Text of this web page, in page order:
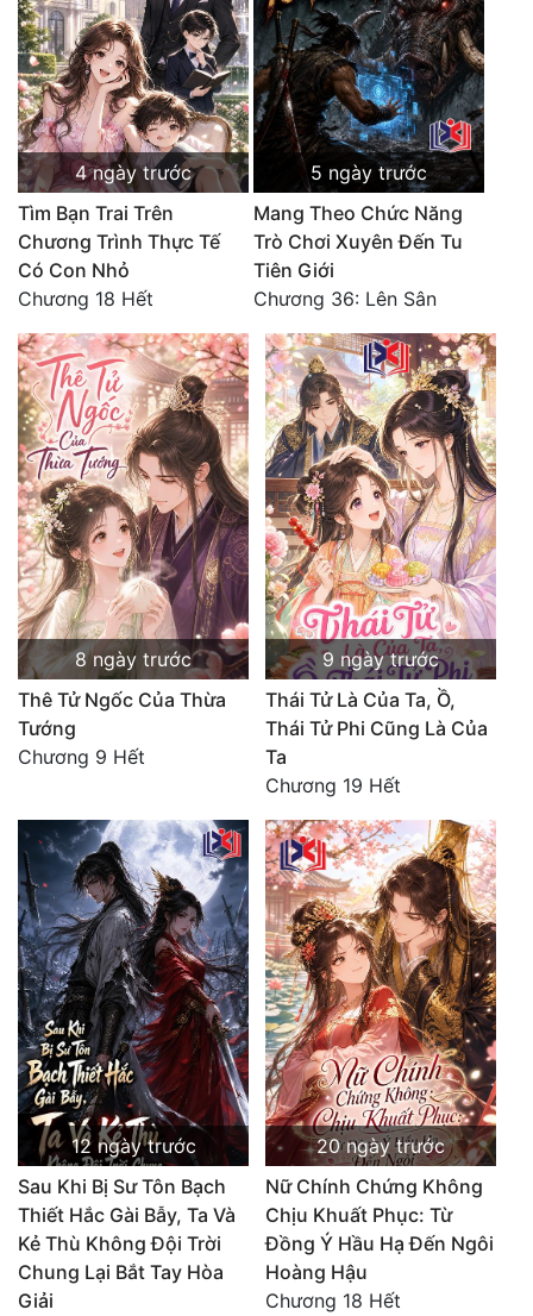
4 ngày trước
Tìm Bạn Trai Trên
Chương Trình Thực Tế
Có Con Nhỏ
Chương 18 Hết
5 ngày trước
Mang Theo Chức Năng
Trò Chơi Xuyên Đến Tu
Tiên Giới
Chương 36: Lên Sân
8 ngày trước
Thê Tử Ngốc Của Thừa
Tướng
Chương 9 Hết
9 ngày trước
Thái Tử Là Của Ta, Ồ,
Thái Tử Phi Cũng Là Của
Ta
Chương 19 Hết
12 ngày trước
Sau Khi Bị Sư Tôn Bạch
Thiết Hắc Gài Bẫy, Ta Và
Kẻ Thù Không Đội Trời
Chung Lại Bắt Tay Hòa
Giải
20 ngày trước
Nữ Chính Chứng Không
Chịu Khuất Phục: Từ
Đồng Ý Hầu Hạ Đến Ngôi
Hoàng Hậu
Chương 18 Hết